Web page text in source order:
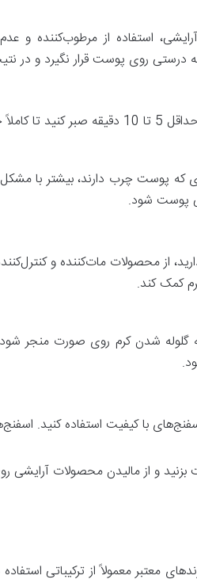
استفاده از مرطوب‌کننده و
روی پوست قرار نگیرد و در
آغاز کنید.
که پوست چرب دارند، بیشتر با
پوست شود.
محصولات مات‌کننده و کنترل‌کننده
کمک کند.
گلوله شدن کرم روی صورت منجر
اسفنج‌های با کیفیت استفاده
و از مالیدن محصولات
معتبر معمولاً از ترکیباتی